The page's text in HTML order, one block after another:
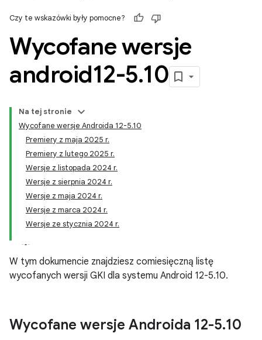
Czy te wskazówki były pomocne?
Wycofane wersje
android12-5.10
Na tej stronie
Wycofane wersje Androida 12-5.10
Premiery z maja 2025 r.
Premiery z lutego 2025 r.
Wersje z listopada 2024 r.
Wersje z sierpnia 2024 r.
Wersje z maja 2024 r.
Wersje z marca 2024 r.
Wersje ze stycznia 2024 r.
W tym dokumencie znajdziesz comiesięczną listę
wycofanych wersji GKI dla systemu Android 12-5.10.
Wycofane wersje Androida 12-5.10